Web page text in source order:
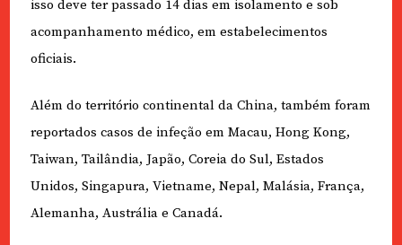
isso deve ter passado 14 dias em isolamento e sob
acompanhamento médico, em estabelecimentos
oficiais.
Além do território continental da China, também foram
reportados casos de infeção em Macau, Hong Kong,
Taiwan, Tailândia, Japão, Coreia do Sul, Estados
Unidos, Singapura, Vietname, Nepal, Malásia, França,
Alemanha, Austrália e Canadá.